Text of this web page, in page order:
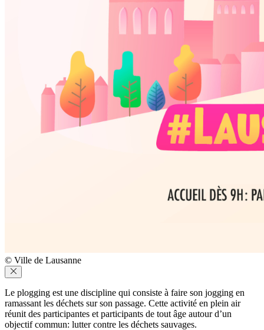
© Ville de Lausanne
Le plogging est une discipline qui consiste à faire son jogging en
ramassant les déchets sur son passage. Cette activité en plein air
réunit des participantes et participants de tout âge autour d’un
objectif commun: lutter contre les déchets sauvages.